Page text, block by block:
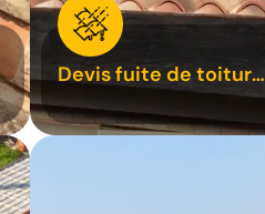
Devis fuite de toiture
31